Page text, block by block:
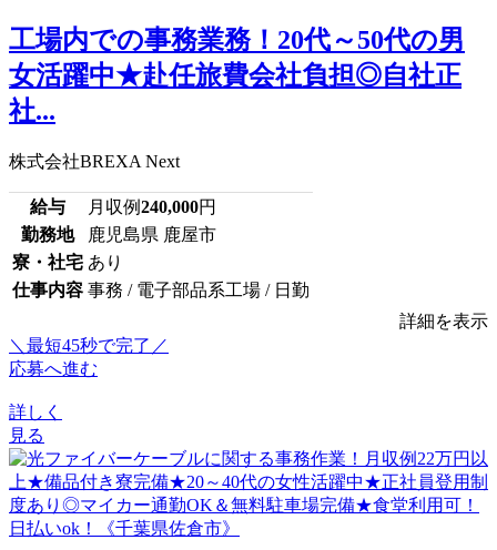
工場内での事務業務！20代～50代の男
女活躍中★赴任旅費会社負担◎自社正
社...
株式会社BREXA Next
給与 月収例240,000円
勤務地
鹿児島県 鹿屋市
寮・社宅 あり
仕事内容 事務 / 電子部品系工場 / 日勤
詳細を表示
＼最短45秒で完了／
応募へ進む
詳しく
見る